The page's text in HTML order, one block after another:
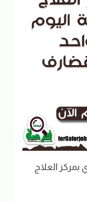
إداري بمركز العلاج